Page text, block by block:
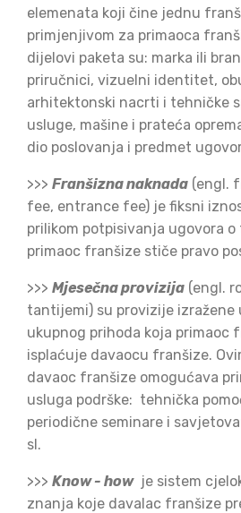
elemenata koji čine jednu
primjenjivom za primaoca
dijelovi paketa su: marka ili
priručnici, vizuelni identitet,
arhitektonski nacrti i tehničke
usluge, mašine i prateća
dio poslovanja i predmet
>>> Franšizna naknada (engl.
fee, entrance fee) je fiksni
prilikom potpisivanja ugovora
primaoc franšize stiče pravo
>>> Mjesečna provizija (engl.
tantijemi) su provizije izražene
ukupnog prihoda koja primaoc
isplaćuje davaocu franšize.
davaoc franšize omogućava
usluga podrške: tehnička
periodične seminare i
sl.
>>> Know - how je sistem
znanja koje davalac franšize